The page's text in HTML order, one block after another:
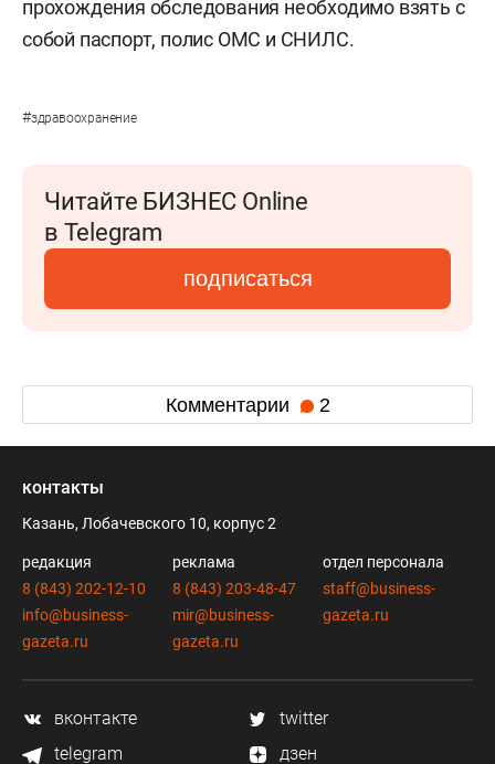
прохождения обследования необходимо взять с
собой паспорт, полис ОМС и СНИЛС.
#здравоохранение
Читайте БИЗНЕС Online
в Telegram
подписаться
Комментарии 2
контакты
Казань, Лобачевского 10, корпус 2
редакция
8 (843) 202-12-10
info@business-
gazeta.ru
реклама
8 (843) 203-48-47
mir@business-
gazeta.ru
отдел персонала
staff@business-
gazeta.ru
вконтакте
twitter
telegram
дзен